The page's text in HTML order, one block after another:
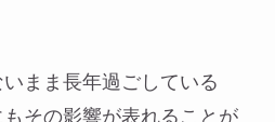
まま長年過ごしている
その影響が表れることが